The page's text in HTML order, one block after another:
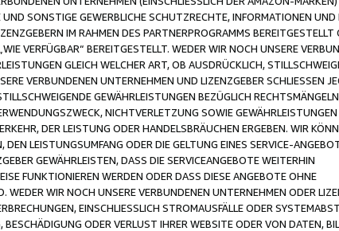
SONSTIGE GEWERBLICHE SCHUTZRECHTE, INFORMATIONEN UND
IM RAHMEN DES PARTNERPROGRAMMS BEREITGESTELLT
VERFÜGBAR“ BEREITGESTELLT. WEDER WIR NOCH UNSERE
GLEICH WELCHER ART, OB AUSDRÜCKLICH,
VERBUNDENEN UNTERNEHMEN UND LIZENZGEBER SCHLIESSEN
GEWÄHRLEISTUNGEN BEZÜGLICH
NICHTVERLETZUNG SOWIE GEWÄHRLEISTUNGEN
DER LEISTUNG ODER HANDELSBRÄUCHEN ERGEBEN. WIR
LEISTUNGSUMFANG ODER DIE GELTUNG EINES SERVICE-
GEWÄHRLEISTEN, DASS DIE SERVICEANGEBOTE WEITERHIN
FUNKTIONIEREN WERDEN ODER DASS DIESE ANGEBOTE OHNE
WIR NOCH UNSERE VERBUNDENEN UNTERNEHMEN ODER
EINSCHLIESSLICH STROMAUSFÄLLE ODER
ODER VERLUST IHRER WEBSITE ODER VON DATEN,